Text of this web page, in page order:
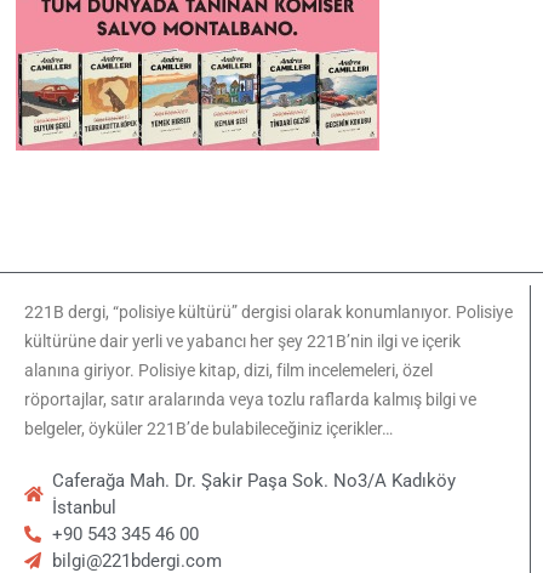
221B dergi, “polisiye kültürü” dergisi olarak konumlanıyor. Polisiye
kültürüne dair yerli ve yabancı her şey 221B’nin ilgi ve içerik
alanına giriyor. Polisiye kitap, dizi, film incelemeleri, özel
röportajlar, satır aralarında veya tozlu raflarda kalmış bilgi ve
belgeler, öyküler 221B’de bulabileceğiniz içerikler…
Caferağa Mah. Dr. Şakir Paşa Sok. No3/A Kadıköy
İstanbul
+90 543 345 46 00
bilgi@221bdergi.com